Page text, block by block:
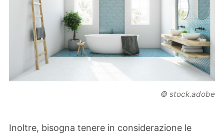
© stock.adobe
Inoltre, bisogna tenere in considerazione le